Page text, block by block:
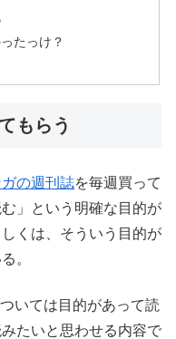
たっけ？
もらう
の週刊誌を毎週買って
」という明確な目的が
くは、そういう目的が
。
いては目的があって読
たいと思わせる内容で